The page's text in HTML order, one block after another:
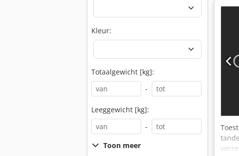
Kleur:
Totaalgewicht [kg]:
-
Leeggewicht [kg]:
-
Toon meer